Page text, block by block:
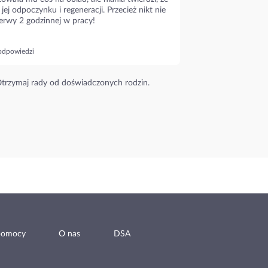
odpoczynku i regeneracji. Przecież nikt nie
2 godzinnej w pracy!
rady od doświadczonych rodzin.
O nas DSA